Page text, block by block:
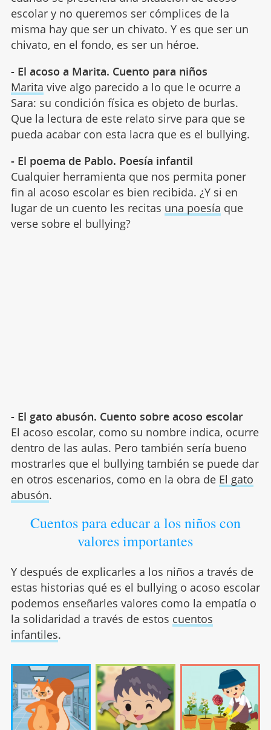
escolar y no queremos ser cómplices de la
misma hay que ser un chivato. Y es que ser un
chivato, en el fondo, es ser un héroe.
- El acoso a Marita. Cuento para niños
Marita vive algo parecido a lo que le ocurre a
Sara: su condición física es objeto de burlas.
Que la lectura de este relato sirve para que se
pueda acabar con esta lacra que es el bullying.
- El poema de Pablo. Poesía infantil
Cualquier herramienta que nos permita poner
fin al acoso escolar es bien recibida. ¿Y si en
lugar de un cuento les recitas una poesía que
verse sobre el bullying?
- El gato abusón. Cuento sobre acoso escolar
El acoso escolar, como su nombre indica, ocurre
dentro de las aulas. Pero también sería bueno
mostrarles que el bullying también se puede dar
en otros escenarios, como en la obra de El gato
abusón.
Cuentos para educar a los niños con
valores importantes
Y después de explicarles a los niños a través de
estas historias qué es el bullying o acoso escolar
podemos enseñarles valores como la empatía o
la solidaridad a través de estos cuentos
infantiles.